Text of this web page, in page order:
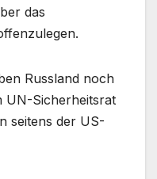
das
Russland noch
UN-Sicherheitsrat
seitens der US-